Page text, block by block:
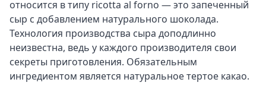
относится в типу ricotta al forno — это запеченный
сыр с добавлением натурального шоколада.
Технология производства сыра доподлинно
неизвестна, ведь у каждого производителя свои
секреты приготовления. Обязательным
ингредиентом является натуральное тертое какао.